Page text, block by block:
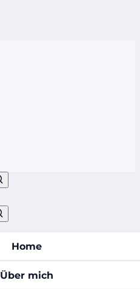
Home
Über mich